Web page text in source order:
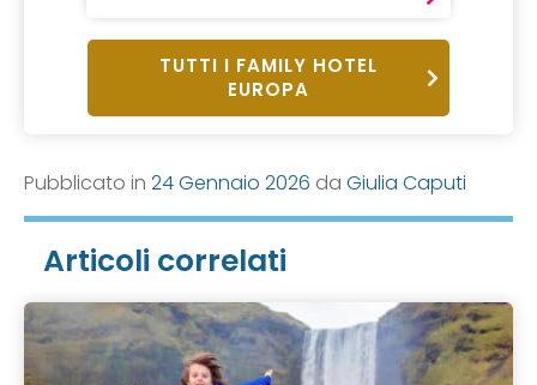
TUTTI I FAMILY HOTEL
EUROPA
Pubblicato in 24 Gennaio 2026 da Giulia Caputi
Articoli correlati